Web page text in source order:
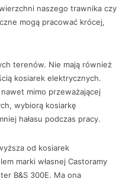
naszego trawnika czy
mogą pracować krócej,
terenów. Nie mają również
kosiarek elektrycznych.
mimo przeważającej
wybiorą kosiarkę
hałasu podczas pracy.
od kosiarek
marki własnej Castoramy
B&S 300E. Ma ona